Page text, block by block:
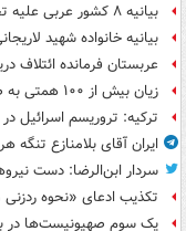
بیانیه ۸ کشور عربی علیه تجاوزات رژیم صهیونیستی در غزه
بیانیه خانواده شهید
عربستان فرمانده ائتلاف
زیان بیش از ۱۰۰ همتی به صندوق‌ بازنشستگی نفت
ترکیه: تروریسم اسرائیل
ایران آقای بلامنازع تنگه
سردار ابن‌الرضا: دست
تکذیب ادعای «نحوه
یک‌ سوم صهیونیست‌ها در